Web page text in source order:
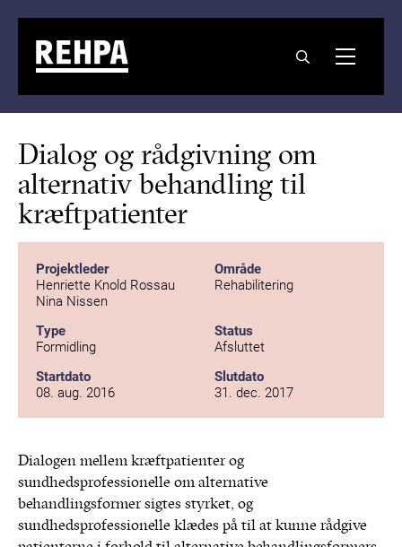
Dialog og rådgivning om
alternativ behandling til
kræftpatienter
Dialogen mellem kræftpatienter og
sundhedsprofessionelle om alternative
behandlingsformer sigtes styrket, og
sundhedsprofessionelle klædes på til at kunne rådgive
Projektleder
Henriette Knold Rossau
Nina Nissen
Område
Rehabilitering
Type
Formidling
Status
Afsluttet
Startdato
08. aug. 2016
Slutdato
31. dec. 2017